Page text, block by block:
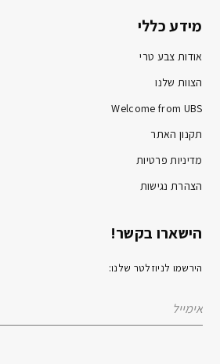
מידע כללי
אודות צבע טרי
הצוות שלנו
Welcome from UBS
תקנון האתר
מדיניות פרטיות
הצהרת נגישות
הישארו בקשר!
הירשמו לניוזלטר שלנו: